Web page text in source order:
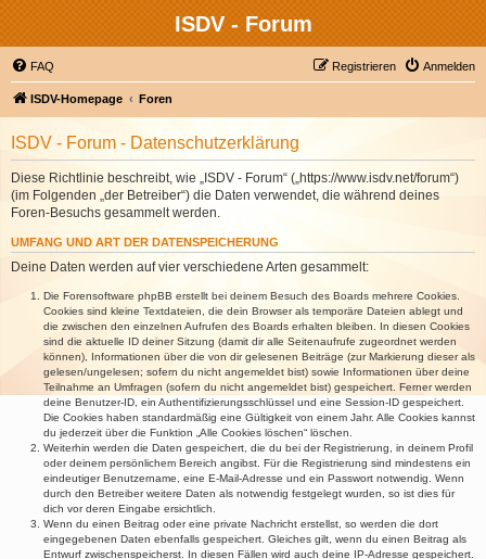
ISDV - Forum
FAQ Anmelden
Registrieren
ISDV-Homepage Foren
ISDV - Forum - Datenschutzerklärung
Diese Richtlinie beschreibt, wie „ISDV - Forum“ („https://www.isdv.net/forum“)
(im Folgenden „der Betreiber“) die Daten verwendet, die während deines
Foren-Besuchs gesammelt werden.
UMFANG UND ART DER DATENSPEICHERUNG
Deine Daten werden auf vier verschiedene Arten gesammelt:
Die Forensoftware phpBB erstellt bei deinem Besuch des Boards mehrere Cookies.
Cookies sind kleine Textdateien, die dein Browser als temporäre Dateien ablegt und
die zwischen den einzelnen Aufrufen des Boards erhalten bleiben. In diesen Cookies
sind die aktuelle ID deiner Sitzung (damit dir alle Seitenaufrufe zugeordnet werden
können), Informationen über die von dir gelesenen Beiträge (zur Markierung dieser als
gelesen/ungelesen; sofern du nicht angemeldet bist) sowie Informationen über deine
Teilnahme an Umfragen (sofern du nicht angemeldet bist) gespeichert. Ferner werden
deine Benutzer-ID, ein Authentifizierungsschlüssel und eine Session-ID gespeichert.
Die Cookies haben standardmäßig eine Gültigkeit von einem Jahr. Alle Cookies kannst
du jederzeit über die Funktion „Alle Cookies löschen“ löschen.
Weiterhin werden die Daten gespeichert, die du bei der Registrierung, in deinem Profil
oder deinem persönlichem Bereich angibst. Für die Registrierung sind mindestens ein
eindeutiger Benutzername, eine E-Mail-Adresse und ein Passwort notwendig. Wenn
durch den Betreiber weitere Daten als notwendig festgelegt wurden, so ist dies für
dich vor deren Eingabe ersichtlich.
Wenn du einen Beitrag oder eine private Nachricht erstellst, so werden die dort
eingegebenen Daten ebenfalls gespeichert. Gleiches gilt, wenn du einen Beitrag als
Entwurf zwischenspeicherst. In diesen Fällen wird auch deine IP-Adresse gespeichert.